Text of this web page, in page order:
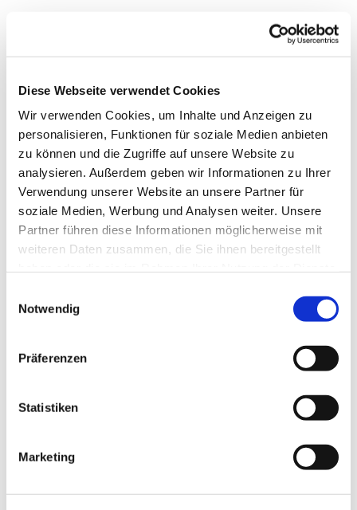
Diese Webseite verwendet Cookies
Wir verwenden Cookies, um Inhalte und Anzeigen zu
personalisieren, Funktionen für soziale Medien anbieten
zu können und die Zugriffe auf unsere Website zu
analysieren. Außerdem geben wir Informationen zu Ihrer
Verwendung unserer Website an unsere Partner für
soziale Medien, Werbung und Analysen weiter. Unsere
Partner führen diese Informationen möglicherweise mit
weiteren Daten zusammen, die Sie ihnen bereitgestellt
Notwendig
Präferenzen
Statistiken
Marketing
Dies könnte Sie auch
interessieren